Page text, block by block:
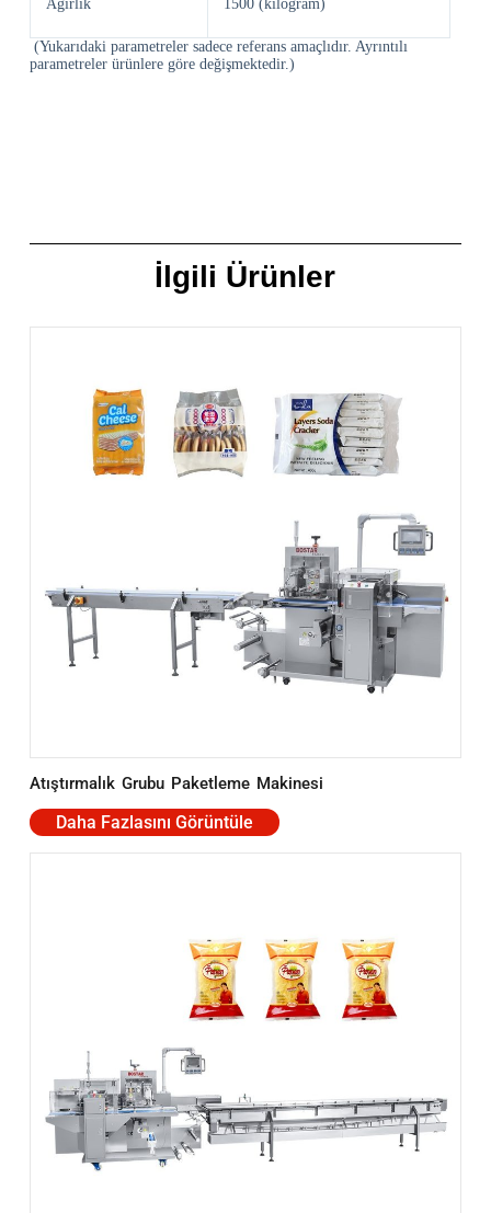
Ağırlık 1500 (kilogram)
(Yukarıdaki parametreler sadece referans amaçlıdır. Ayrıntılı
parametreler ürünlere göre değişmektedir.)
İlgili Ürünler
Atıştırmalık Grubu Paketleme Makinesi
Daha Fazlasını Görüntüle